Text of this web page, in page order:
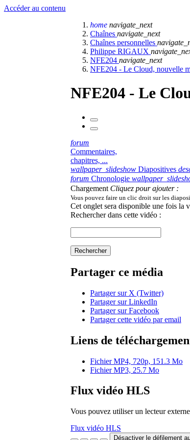
Accéder au contenu
home navigate_next
Chaînes navigate_next
Chaînes personnelles
Philippe RIGAUX
NFE204 navigate_next
NFE204 - Le Cloud, nouvelle
NFE204 - Le
forum
Commentaires,
chapitres, ...
wallpaper_slideshow Diapositives
forum Chronologie
Chargement Cliquez pour ajouter :
Vous pouvez faire un clic droit sur les
Cet onglet sera disponible une fois la
Rechercher dans cette vidéo :
Rechercher
Partager ce média
Partager sur X (Twitter)
Partager sur LinkedIn
Partager sur Facebook
Partager cette vidéo par email
Liens de
Fichier MP4, 720p, 151.3 Mo
Fichier MP3, 25.7 Mo
Flux vidéo HLS
Vous pouvez utiliser un lecteur
Flux vidéo HLS
Désactiver le défilement